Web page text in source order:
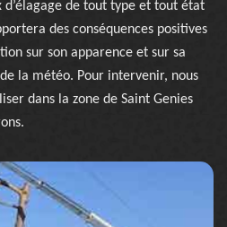
de tout type et tout état
des conséquences positives
sur son apparence et sur sa
la météo. Pour intervenir, nous
dans la zone de Saint Genies